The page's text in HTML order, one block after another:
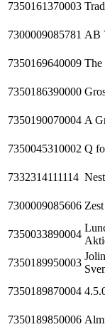
7350161370003
7300009085781 AB
7350169640009 The
7350186390000
7350190070004 A
7350045310002 Q
7332314111114
7300009085606
7350033890004
7350189950003
7350189870004
7350189850006